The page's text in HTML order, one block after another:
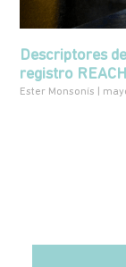
Descriptores
registro REACH
Ester Monsonís